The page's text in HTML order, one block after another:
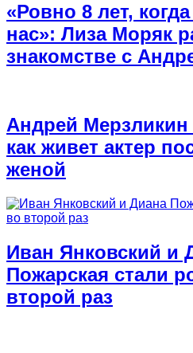
«Ровно 8 лет,
нас»: Лиза Моряк
знакомстве с
Андрей
как живет актер
женой
Иван Янковский и
Пожарская стали
второй раз